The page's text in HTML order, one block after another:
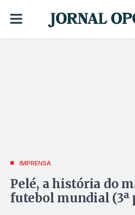
IMPRENSA
Pelé, a história do
futebol mundial (3ª